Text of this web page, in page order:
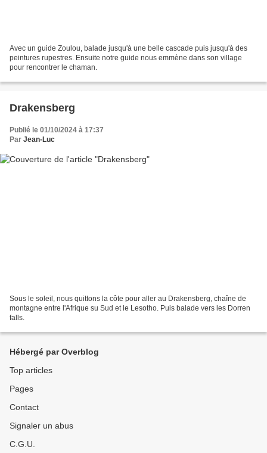
Avec un guide Zoulou, balade jusqu'à une belle cascade puis jusqu'à des
peintures rupestres. Ensuite notre guide nous emmène dans son village
pour rencontrer le chaman.
Drakensberg
Publié le 01/10/2024 à 17:37
Par Jean-Luc
Sous le soleil, nous quittons la côte pour aller au Drakensberg, chaîne de
montagne entre l'Afrique su Sud et le Lesotho. Puis balade vers les Dorren
falls.
Hébergé par Overblog
Top articles
Pages
Contact
Signaler un abus
C.G.U.